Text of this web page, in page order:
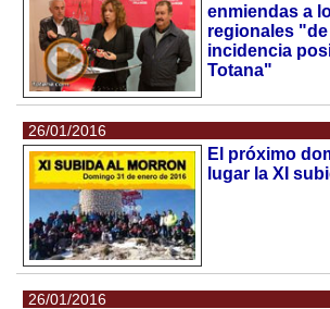
enmiendas a
regionales
incidencia
Totana"
26/01/2016
El próximo
lugar la XI
26/01/2016